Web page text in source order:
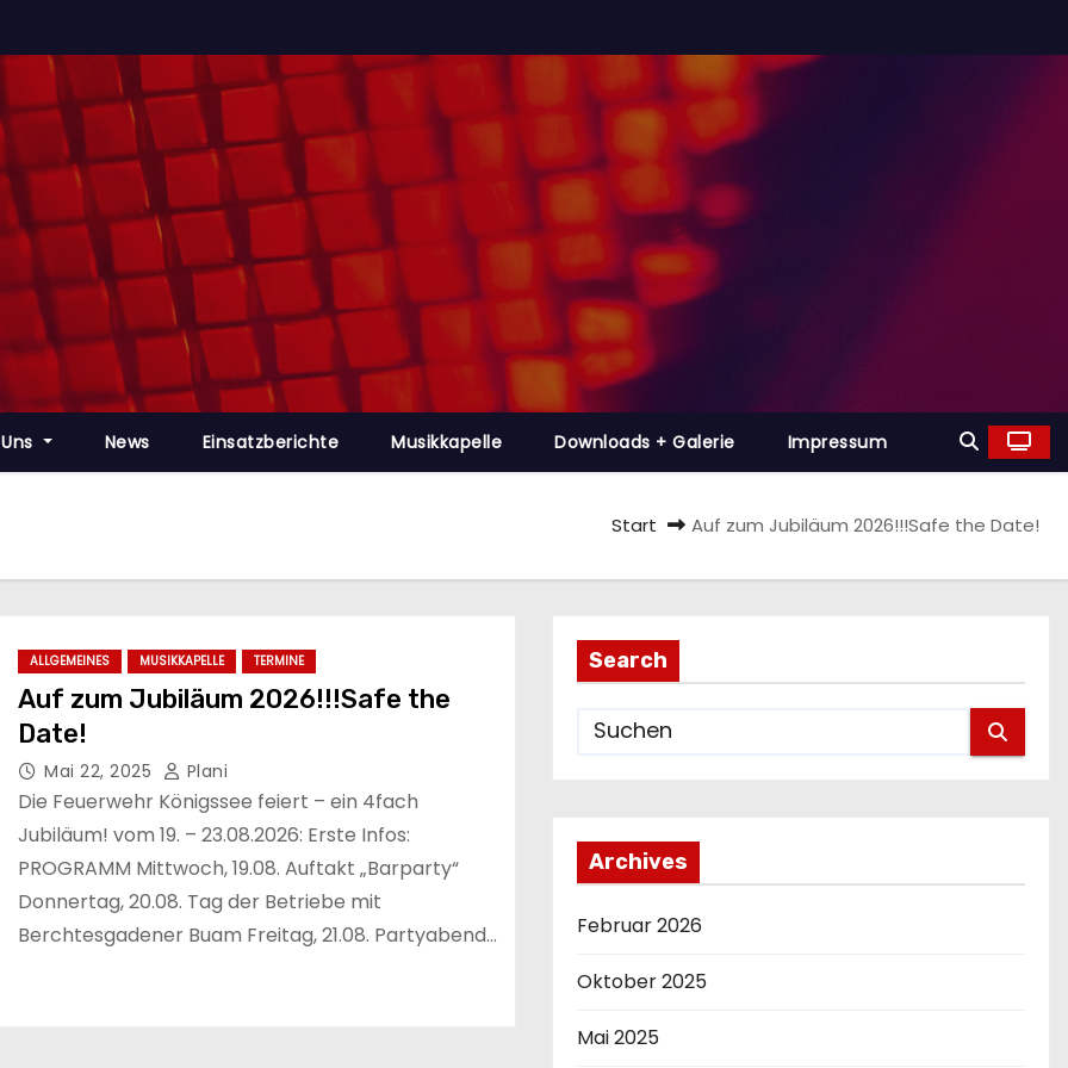
News Einsatzberichte Musikkapelle Downloads + Galerie Impressum
Start Auf zum Jubiläum 2026!!!Safe the Date!
ALLGEMEINES MUSIKKAPELLE TERMINE
Auf zum Jubiläum 2026!!!Safe the
Date!
Mai 22, 2025 Plani
Die Feuerwehr Königssee feiert – ein 4fach
Jubiläum! vom 19. – 23.08.2026: Erste Infos:
PROGRAMM Mittwoch, 19.08. Auftakt „Barparty“
Donnertag, 20.08. Tag der Betriebe mit
Berchtesgadener Buam Freitag, 21.08. Partyabend…
Search
Archives
Februar 2026
Oktober 2025
Mai 2025